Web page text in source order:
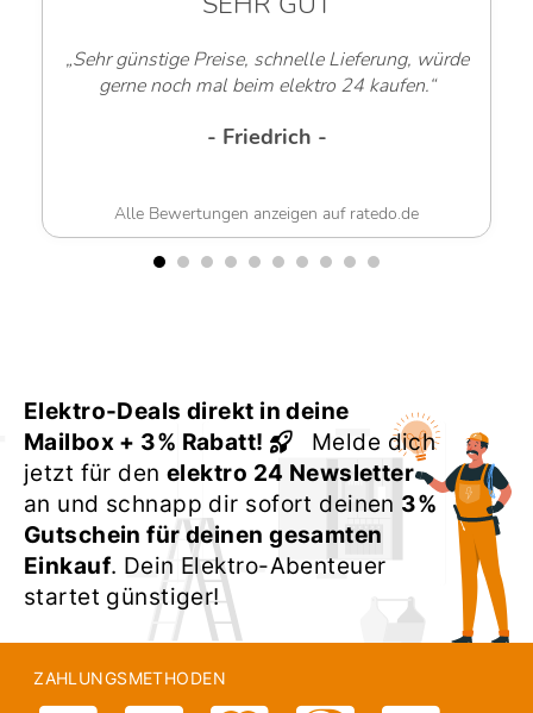
„Sehr günstige Preise, schnelle Lieferung, würde
gerne noch mal beim elektro 24 kaufen.“
- Friedrich -
Alle Bewertungen anzeigen auf ratedo.de
Elektro-Deals direkt in deine
Mailbox + 3% Rabatt!
Melde dich
jetzt für denelektro 24 Newsletter
an und schnapp dir sofort deinen 3%
Gutschein für deinen gesamten
Einkauf. Dein Elektro-Abenteuer
startet günstiger!
ZAHLUNGSMETHODEN